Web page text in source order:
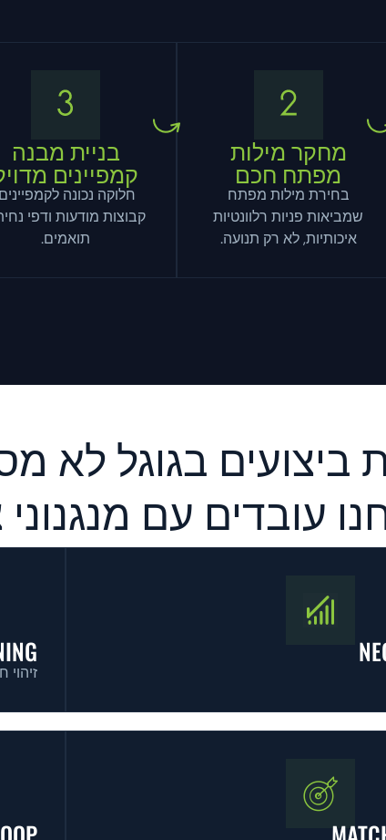
מחקר מילות
מפתח חכם
בחירת מילות מפתח
שמביאות פניות רלוונטיות
איכותיות, לא רק תנועה.
בניית מבנה
קמפיינים
חלוקה נכונה
קבוצות מודעות ודפי
תואמים.
עובדים עם